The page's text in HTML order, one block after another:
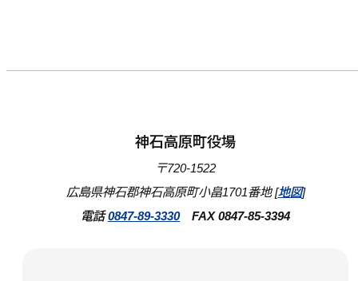
神石高原町役場
〒720-1522
広島県神石郡神石高原町小畠1701番地 [地図]
電話0847-89-3330FAX 0847-85-3394